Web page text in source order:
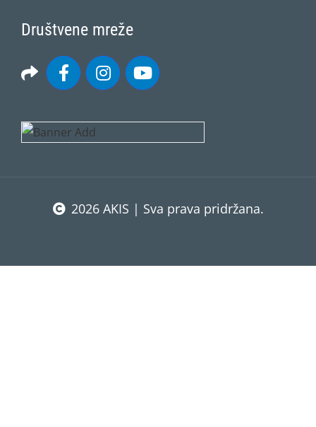
Društvene mreže
2026 AKIS | Sva prava pridržana.